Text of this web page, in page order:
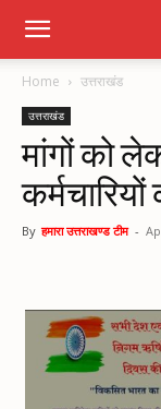
Home उत्तराखंड
उत्तराखंड
मांगों को
By हमारा उत्तराखण्ड टीम -